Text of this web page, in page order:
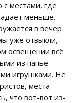
местами, где
меньше.
в вечер
уже отвыкли,
освещении всё
из папье-
игрушками. Не
места
что вот-вот из-